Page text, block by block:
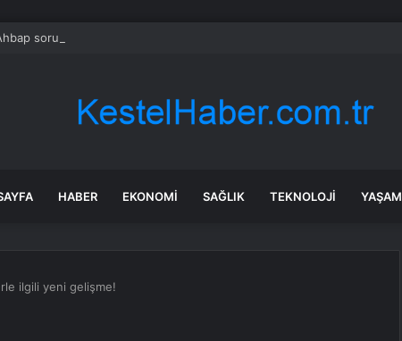
soruşturmasında iş insanı Hüseyin Başaran’a tutuklama talebi
HABER EKONOMI SAĞLIK TEKNOLOJI YAŞAM
ilgili yeni gelişme!